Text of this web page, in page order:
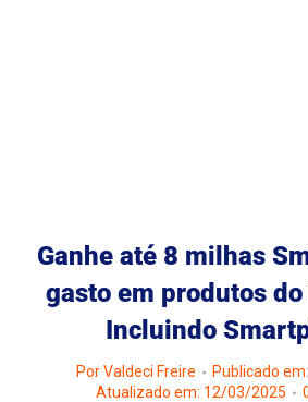
Ganhe até 8 milhas
gasto em produtos
Incluindo
PorValdeci Freire
Publicado
Atualizado em: 12/03/2025